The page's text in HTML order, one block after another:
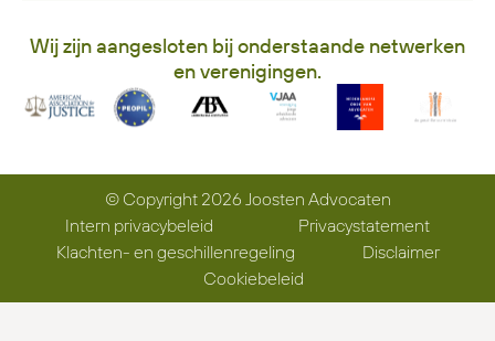
Wij zijn aangesloten bij onderstaande netwerken
en verenigingen.
© Copyright 2026 Joosten Advocaten
Intern privacybeleid
Privacystatement
Klachten- en geschillenregeling
Disclaimer
Cookiebeleid